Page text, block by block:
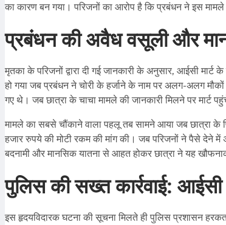
का कारण बन गया। परिजनों का आरोप है कि प्रबंधन ने इस
प्रबंधन की अवैध वसूली और
मृतका के परिजनों द्वारा दी गई जानकारी के अनुसार, आईसी
हो गया जब प्रबंधन ने चोरी के हर्जाने के नाम पर अलग-अलग
गए थे। जब छात्रा के चाचा मामले की जानकारी मिलने पर मार्ट
मामले का सबसे चौंकाने वाला पहलू तब सामने आया जब छात्रा के
हजार रुपये की मोटी रकम की मांग की। जब परिजनों ने पैसे देने में
बदनामी और मानसिक यातना से आहत होकर छात्रा ने यह
पुलिस की सख्त कार्रवाई: आईसी
इस हृदयविदारक घटना की सूचना मिलते ही पुलिस प्रशासन